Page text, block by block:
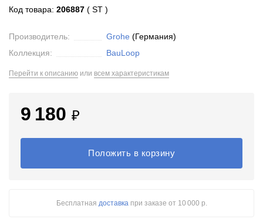
Код товара: 206887 ( ST )
Производитель: Grohe (Германия)
Коллекция:
BauLoop
Перейти к описанию или всем характеристикам
9 180 ₽
Положить в корзину
Бесплатная доставкапри заказе от 10 000 р.